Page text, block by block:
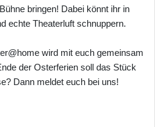
bringen! Dabei könnt ihr in
echte Theaterluft schnuppern.
wird mit euch gemeinsam
der Osterferien soll das Stück
Dann meldet euch bei uns!